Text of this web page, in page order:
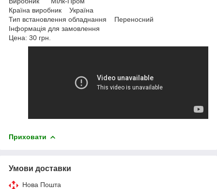
Країна виробник Україна
Тип встановлення обладнання Переносний
Інформація для замовлення
Цена: 30 грн.
Приховати
Умови доставки
Нова Пошта